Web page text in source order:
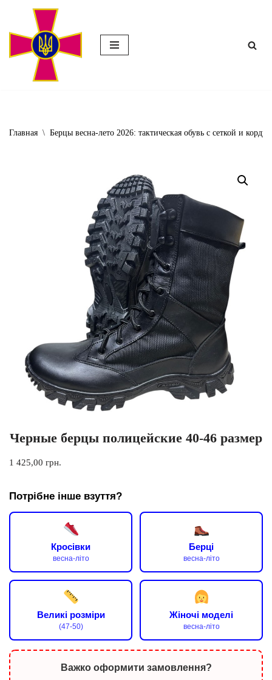
Перейти
содержимому
Главная \ Берцы весна-лето 2026: тактическая обувь с сеткой и
Черные берцы полицейские 40-46 размер
1 425,00 грн.
Потрібне інше взуття?
Кросівки
весна-літо
Берці
весна-літо
Великі розміри
(47-50)
Жіночі моделі
весна-літо
Важко оформити замовлення?